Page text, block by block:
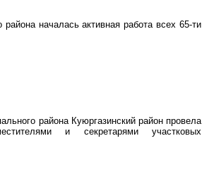
началась активная работа всех 65-ти
района Куюргазинский район провела
и секретарями участковых